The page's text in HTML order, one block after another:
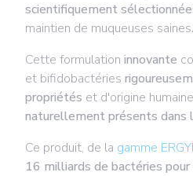
scientifiquement
maintien de muqueuses saines.
Cette formulation innovante
et bifidobactéries
propriétés et d'origine
naturellement présents dans
Ce produit, de la gamme
16 milliards de bactéries